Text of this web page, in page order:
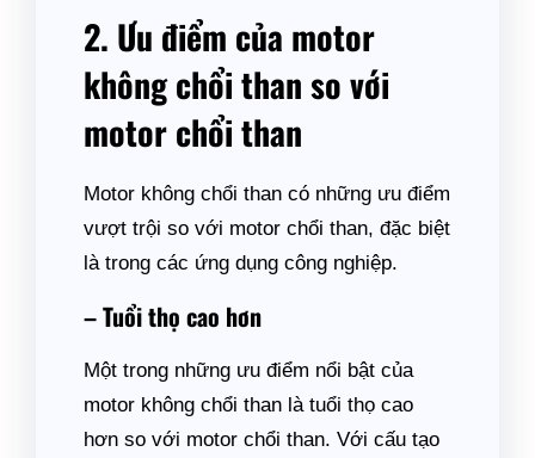
2. Ưu điểm của motor
không chổi than so với
motor chổi than
Motor không chổi than có những ưu điểm
vượt trội so với motor chổi than, đặc biệt
là trong các ứng dụng công nghiệp.
– Tuổi thọ cao hơn
Một trong những ưu điểm nổi bật của
motor không chổi than là tuổi thọ cao
hơn so với motor chổi than. Với cấu tạo